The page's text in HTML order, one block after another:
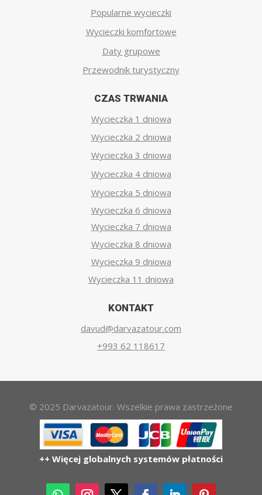
Popularne wycieczki
Wycieczki komfortowe
Daty grupowe
Przewodnik turystyczny
CZAS TRWANIA
Wycieczka 1 dniowa
Wycieczka 2 dniowa
Wycieczka 3 dniowa
Wycieczka 4 dniowa
Wycieczka 5 dniowa
Wycieczka 6 dniowa
Wycieczka 7 dniowa
Wycieczka 8 dniowa
Wycieczka 9 dniowa
Wycieczka 11 dniowa
KONTAKT
davud@darvazatour.com
+993 62 118617
© 2025 Darvazatour. Wszelkie prawa zastrzeżone
++ Więcej globalnych systemów płatności